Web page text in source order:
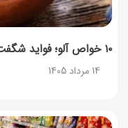
۱۰ خواص آلو؛ فواید شگفت‌انگیز این میوه برای سلامت بدن
14 مرداد 1405